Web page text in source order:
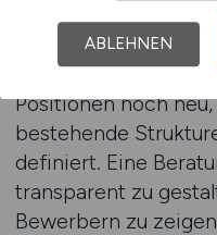
unterstützen, den
strategische
vielen
Positionen noch
bestehende
definiert. Eine
transparent zu
Bewerbern zu
ABLEHNEN